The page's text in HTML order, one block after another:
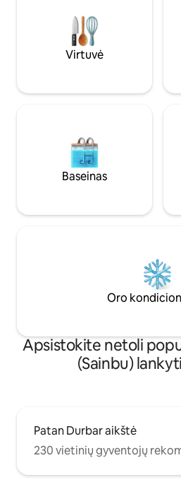
Sukurta komfortui ir paprastumui,
patikimu atsarginiu elektros
šaltiniu, nesvarbu, ar esate čia
dienoms, ar apsistojate ilgesniam
Virtuvė
Baseinas
Oro
Apsistokite netoli
(Sainbu)
Patan Durbar aikštė
230 vietinių gyventojų